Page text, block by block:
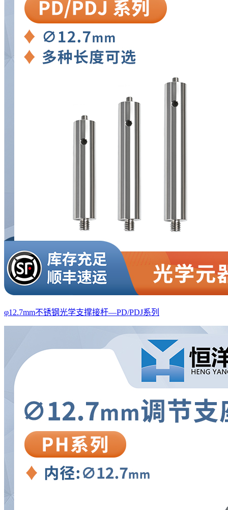
φ12.7mm不锈钢光学支撑接杆—PD/PDJ系列